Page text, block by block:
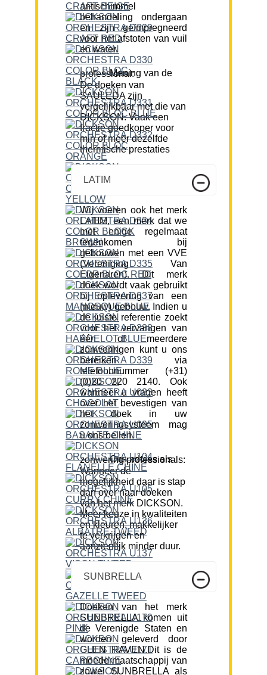
antischimmel
behandeling ondergaan
en zijn geïmpregneerd
voor het afstoten van vuil
en water.
Mening van de professional:
De doeken van
SAULEDA zijn
vergelijkbaar met die van
DICKSON. Vaak een
fractie goedkoper voor
min of meer dezelfde
thermische prestaties
LATIM
Wij voeren ook het merk
LATIM, een merk dat we
met enige regelmaat
tegenkomen bij
gebouwen met een VVE
(Vereniging Van
Eigenaren). Dit merk
doek wordt vaak gebruikt
bij oplevering van een
(nieuw) gebouw. Indien u
de juiste referentie zoekt
voor het vervangen van
één of meerdere
zonweringen kunt u ons
bereiken via
telefoonnummer (+31)
(0)20 220 2140. Ook
wanneer u vragen heeft
over het bevestigen van
het doek in uw
zonweringsysteem mag
u ons bellen.
Ons advies als zonwering professionals:
Wanneer de
mogelijkheid daar is stap
dan over naar doeken
van het merk DICKSON.
Meer keuze in kwaliteiten
en kleuren, makkelijker
te verkrijgen en
aanzienlijk minder duur.
SUNBRELLA
Doeken van het merk
SUNBRELLA komen uit
de Verenigde Staten en
worden geleverd door
GLEN RAVEN.Dit is de
moedermaatschappij van
zowel SUNBRELLA als